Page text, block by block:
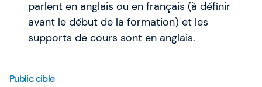
parlent en anglais ou en français (à définir
avant le début de la formation) et les
supports de cours sont en anglais.
Public cible